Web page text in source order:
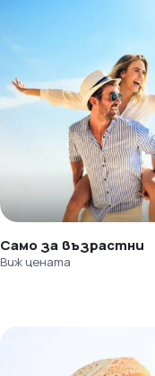
Само за възрастни
Виж цената